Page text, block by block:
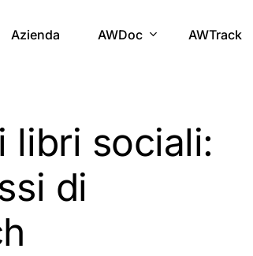
Azienda AWDoc AWTrack
libri sociali:
di